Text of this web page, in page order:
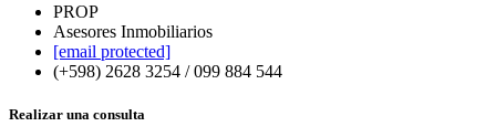
PROP
Asesores Inmobiliarios
[email protected]
(+598) 2628 3254 / 099 884 544
Realizar una consulta